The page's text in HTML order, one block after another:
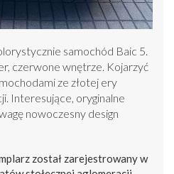
samochód Baic 5.
czerwone wnętrze. Kojarzyć
ze złotej ery
Interesujące, oryginalne
nowoczesny design
został zarejestrowany w